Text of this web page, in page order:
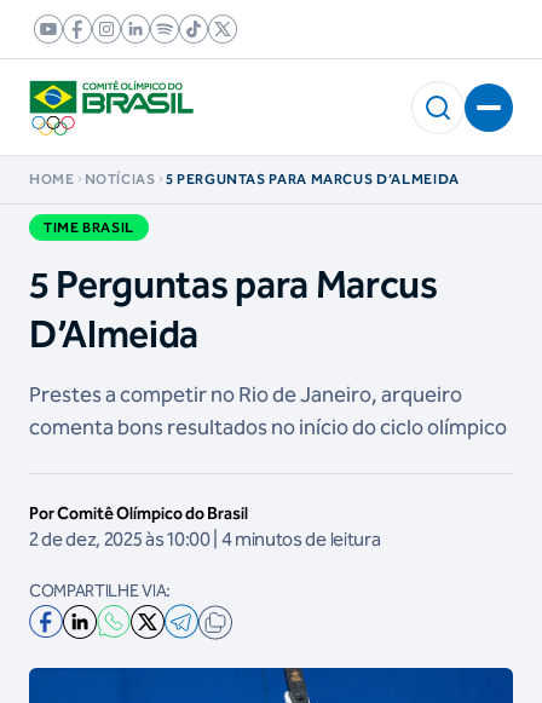
HOME NOTÍCIAS 5 PERGUNTAS PARA MARCUS D’ALMEIDA
TIME BRASIL
5 Perguntas para Marcus
D’Almeida
Prestes a competir no Rio de Janeiro, arqueiro
comenta bons resultados no início do ciclo olímpico
Por Comitê Olímpico do Brasil
2 de dez, 2025 às 10:00 | 4 minutos de leitura
COMPARTILHE VIA: